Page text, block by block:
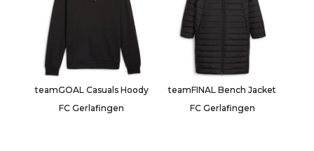
teamGOAL Casuals Hoody
FC Gerlafingen
teamFINAL Bench Jacket
FC Gerlafingen